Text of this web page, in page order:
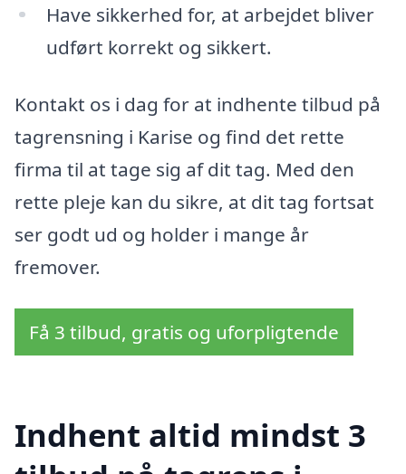
Have sikkerhed for, at arbejdet bliver
udført korrekt og sikkert.
Kontakt os i dag for at indhente tilbud på
tagrensning i Karise og find det rette
firma til at tage sig af dit tag. Med den
rette pleje kan du sikre, at dit tag fortsat
ser godt ud og holder i mange år
fremover.
Få 3 tilbud, gratis og uforpligtende
Indhent altid mindst 3